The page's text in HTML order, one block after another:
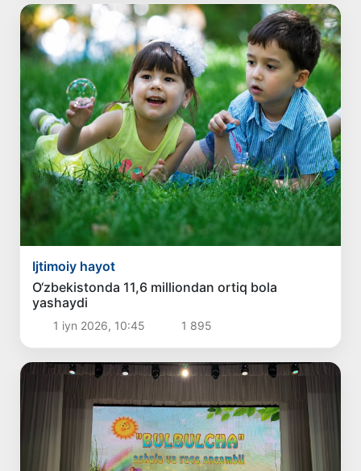
Ijtimoiy hayot
O‘zbekistonda 11,6 milliondan ortiq bola
yashaydi
1 iyn 2026, 10:45 1 895